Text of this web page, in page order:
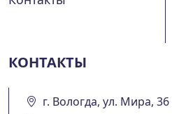
КОНТАКТЫ
г. Вологда, ул. Мира,